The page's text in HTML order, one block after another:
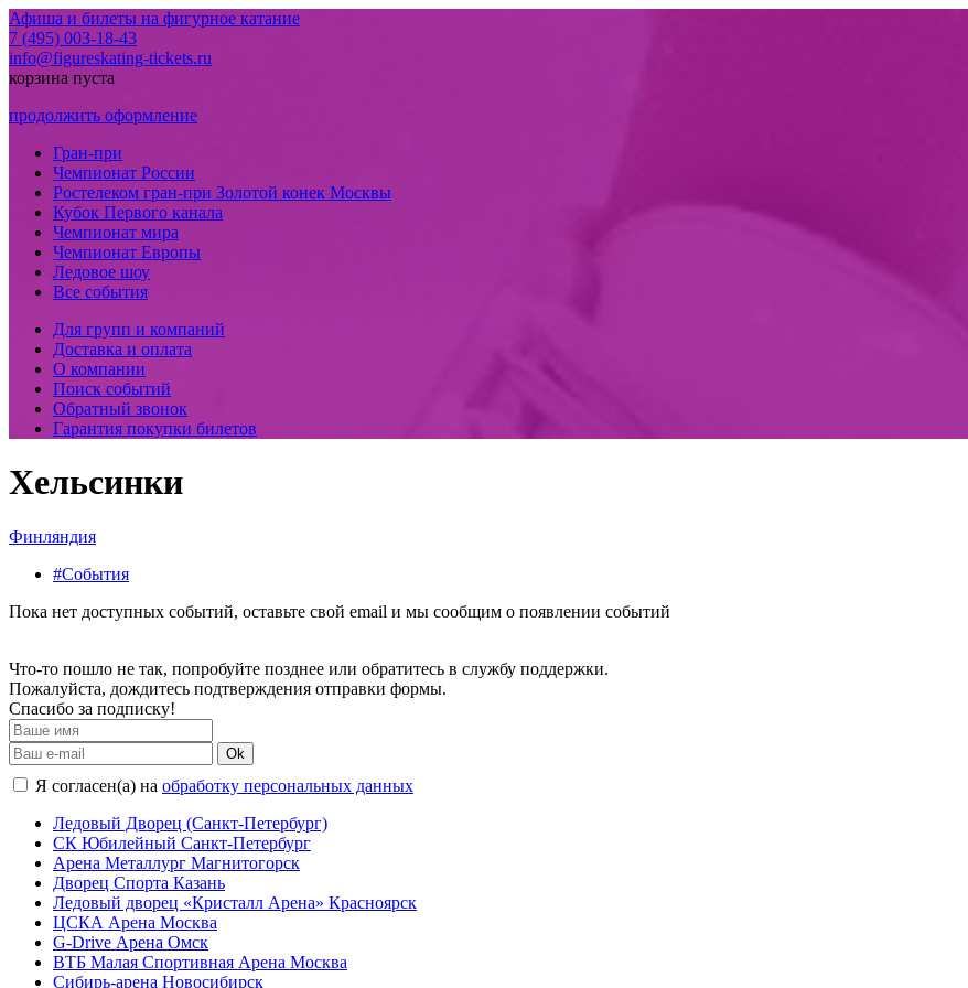
Афиша и билеты на фигурное катание
7 (495) 003-18-43
info@figureskating-tickets.ru
корзина пуста
продолжить оформление
Гран-при
Чемпионат России
Ростелеком гран-при Золотой конек Москвы
Кубок Первого канала
Чемпионат мира
Чемпионат Европы
Ледовое шоу
Все события
Для групп и компаний
Доставка и оплата
О компании
Поиск событий
Обратный звонок
Гарантия покупки билетов
Хельсинки
Финляндия
#События
Пока нет доступных событий, оставьте свой email и мы сообщим о появлении событий
Что-то пошло не так, попробуйте позднее или обратитесь в службу поддержки.
Пожалуйста, дождитесь подтверждения отправки формы.
Спасибо за подписку!
Ok
Я согласен(а) на обработку персональных данных
Ледовый Дворец (Санкт-Петербург)
СК Юбилейный Санкт-Петербург
Арена Металлург Магнитогорск
Дворец Спорта Казань
Ледовый дворец «Кристалл Арена» Красноярск
ЦСКА Арена Москва
G-Drive Арена Омск
ВТБ Малая Спортивная Арена Москва
Сибирь-арена Новосибирск